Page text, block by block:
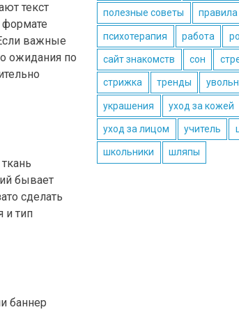
текст
важные
ожидания по
бывает
сделать
и тип
баннер
полезные советы правила
психотерапия работа
сайт знакомств сон
стрижка тренды
украшения уход за кожей
уход за лицом учитель
школьники шляпы